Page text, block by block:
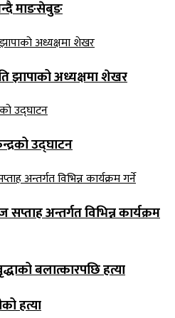
माङसेबुङ
झापाको अध्यक्षमा शेखर
उद्घाटन
अन्तर्गत विभिन्न कार्यक्रम
बलात्कारपछि हत्या
हत्या